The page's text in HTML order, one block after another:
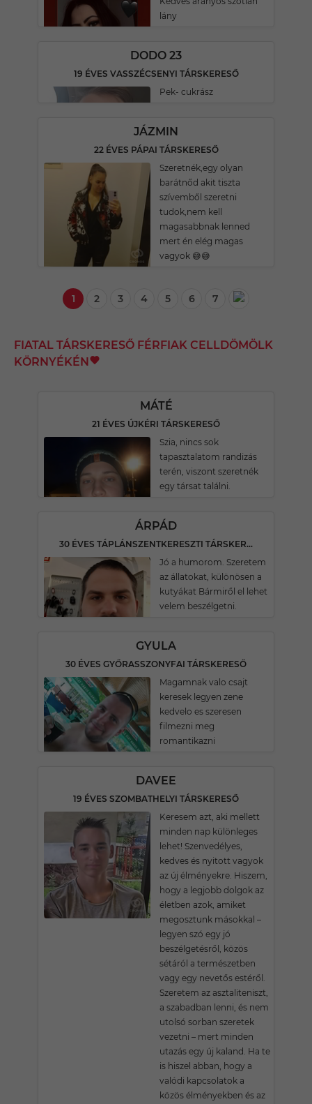
lány
DODO 23
19 ÉVES VASSZÉCSENYI TÁRSKERESŐ
Pek- cukrász
JÁZMIN
22 ÉVES PÁPAI TÁRSKERESŐ
Szeretnék,egy olyan
barátnőd akit tiszta
szívemből szeretni
tudok,nem kell
magasabbnak lenned
mert én elég magas
vagyok 😅😅
1 2 3 4 5 6 7
FIATAL TÁRSKERESŐ FÉRFIAK CELLDÖMÖLK
KÖRNYÉKÉN
MÁTÉ
21 ÉVES ÚJKÉRI TÁRSKERESŐ
Szia, nincs sok
tapasztalatom randizás
terén, viszont szeretnék
egy társat találni.
ÁRPÁD
30 ÉVES TÁPLÁNSZENTKERESZTI TÁRSKERESŐ
Jó a humorom. Szeretem
az állatokat, különösen a
kutyákat Bármiről el lehet
velem beszélgetni.
GYULA
30 ÉVES GYŐRASSZONYFAI TÁRSKERESŐ
Magamnak valo csajt
keresek legyen zene
kedvelo es szeresen
filmezni meg
romantikazni
DAVEE
19 ÉVES SZOMBATHELYI TÁRSKERESŐ
Keresem azt, aki mellett
minden nap különleges
lehet! Szenvedélyes,
kedves és nyitott vagyok
az új élményekre. Hiszem,
hogy a legjobb dolgok az
életben azok, amiket
megosztunk másokkal –
legyen szó egy jó
beszélgetésről, közös
sétáról a természetben
vagy egy nevetős estéről.
Szeretem az asztaliteniszt,
a szabadban lenni, és nem
utolsó sorban szeretek
vezetni – mert minden
utazás egy új kaland. Ha te
is hiszel abban, hogy a
valódi kapcsolatok a
közös élményekben és az